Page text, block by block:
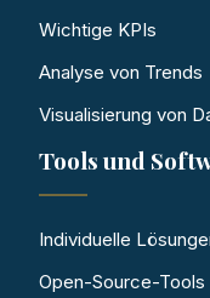
Wichtige KPIs
Analyse von Trends
Visualisierung von
Tools und
Individuelle
Open-Source-Tools